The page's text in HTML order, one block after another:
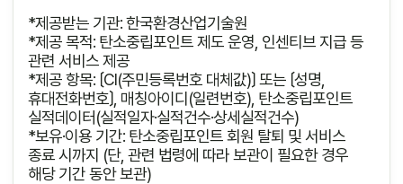
*제공받는 기관: 한국환경산업기술원
*제공 목적: 탄소중립포인트 제도 운영, 인센티브 지급 등
관련 서비스 제공
*제공 항목: 〔CI(주민등록번호 대체값)〕 또는 〔성명,
휴대전화번호〕, 매칭아이디(일련번호), 탄소중립포인트
실적데이터(실적일자·실적건수·상세실적건수)
*보유·이용 기간: 탄소중립포인트 회원 탈퇴 및 서비스
종료 시까지 (단, 관련 법령에 따라 보관이 필요한 경우
해당 기간 동안 보관)